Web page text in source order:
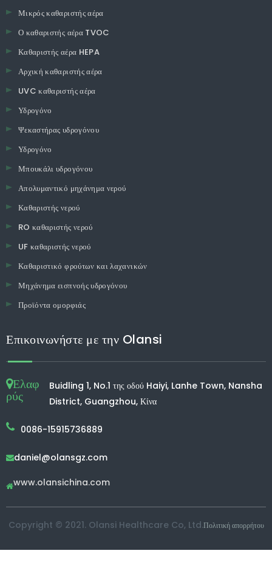
Μικρός καθαριστής αέρα
Ο καθαριστής αέρα TVOC
Καθαριστής αέρα HEPA
Αρχική καθαριστής αέρα
UVC καθαριστής αέρα
Υδρογόνο
Ψεκαστήρας υδρογόνου
Υδρογόνο
Μπουκάλι υδρογόνου
Απολυμαντικό μηχάνημα νερού
Καθαριστής νερού
RO καθαριστής νερού
UF καθαριστής νερού
Καθαριστικό φρούτων και λαχανικών
Μηχάνημα εισπνοής υδρογόνου
Προϊόντα ομορφιάς
Επικοινωνήστε με την Olansi
Ελαφ
ρύς
Buidling 1, No.1 της οδού Haiyi, Lanhe Town, Nansha
District, Guangzhou, Κίνα
0086-15915736889
daniel@olansgz.com
www.olansichina.com
Copyright © 2021. Olansi Healthcare Co, Ltd.Πολιτική απορρήτου